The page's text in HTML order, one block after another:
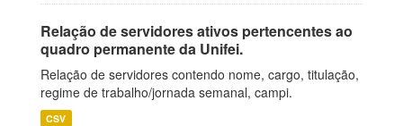
Relação de servidores ativos pertencentes ao
quadro permanente da Unifei.
Relação de servidores contendo nome, cargo, titulação,
regime de trabalho/jornada semanal, campi.
CSV